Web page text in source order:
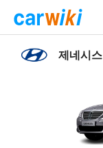
제네시스